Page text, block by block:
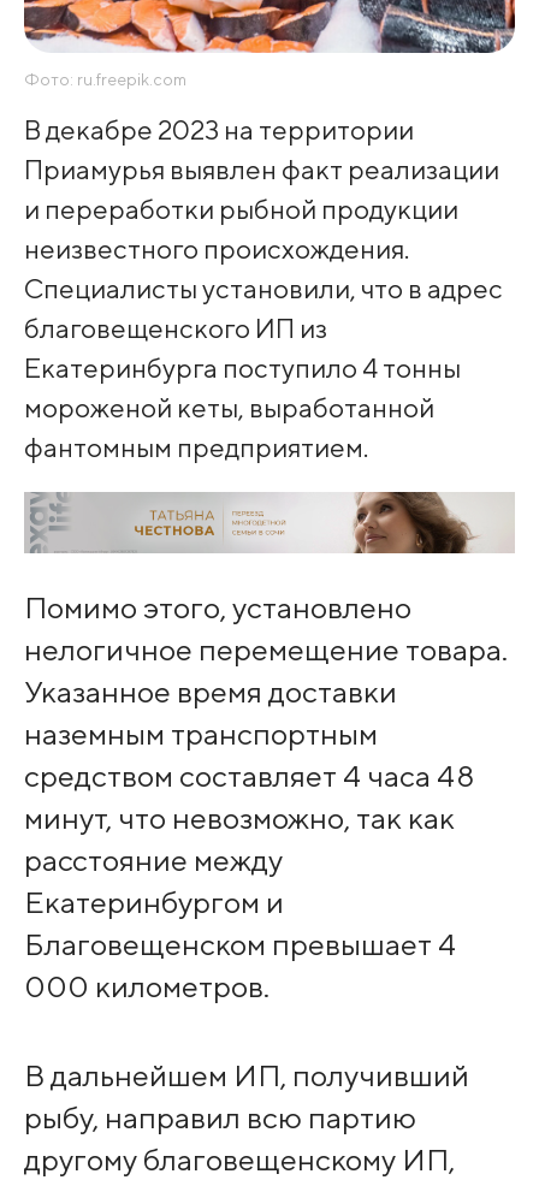
Фото: ru.freepik.com
В декабре 2023 на территории
Приамурья выявлен факт реализации
и переработки рыбной продукции
неизвестного происхождения.
Специалисты установили, что в адрес
благовещенского ИП из
Екатеринбурга поступило 4 тонны
мороженой кеты, выработанной
фантомным предприятием.
Помимо этого, установлено
нелогичное перемещение товара.
Указанное время доставки
наземным транспортным
средством составляет 4 часа 48
минут, что невозможно, так как
расстояние между
Екатеринбургом и
Благовещенском превышает 4
000 километров.
В дальнейшем ИП, получивший
рыбу, направил всю партию
другому благовещенскому ИП,